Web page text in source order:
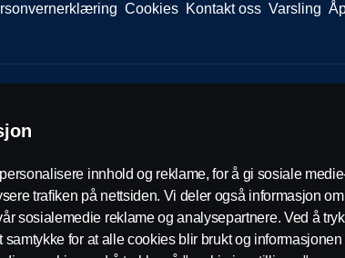
Cookies Kontakt oss Varsling
innhold og reklame, for å gi sosiale
trafiken på nettsiden. Vi deler også informasjon
sosialemedie reklame og analysepartnere. Ved å
samtykke for at alle cookies blir brukt og informasjonen